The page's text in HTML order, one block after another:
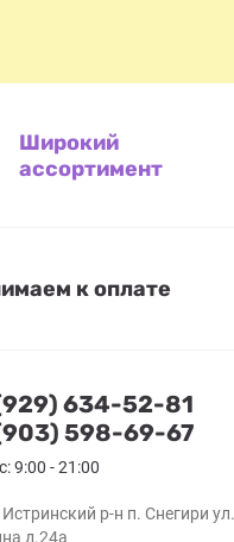
Широкий
ассортимент
к оплате
634-52-81
598-69-67
9:00 - 21:00
р-н п. Снегири ул.
д.24а